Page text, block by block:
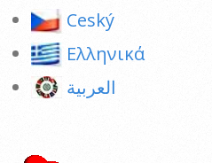
Ceský
Ελληνικά
العربية